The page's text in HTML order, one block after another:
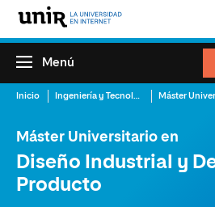
Menú
Inicio Ingeniería y Tecnología
Máster Universitario en
Diseño Industrial y
Producto